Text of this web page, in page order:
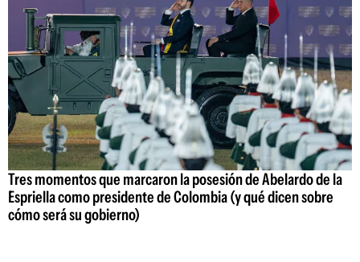
Tres momentos que marcaron la posesión de Abelardo de la
Espriella como presidente de Colombia (y qué dicen sobre
cómo será su gobierno)